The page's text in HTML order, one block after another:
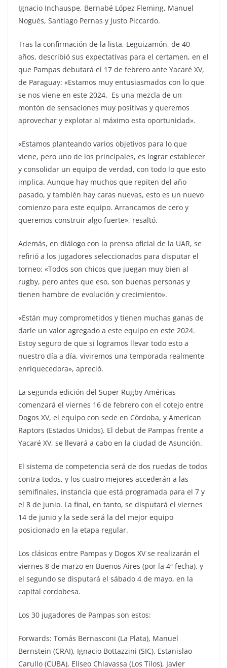
Ignacio Inchauspe, Bernabé López Fleming, Manuel
Nogués, Santiago Pernas y Justo Piccardo.
Tras la confirmación de la lista, Leguizamón, de 40
años, describió sus expectativas para el certamen, en el
que Pampas debutará el 17 de febrero ante Yacaré XV,
de Paraguay: «Estamos muy entusiasmados con lo que
se nos viene en este 2024. Es una mezcla de un
montón de sensaciones muy positivas y queremos
aprovechar y explotar al máximo esta oportunidad».
«Estamos planteando varios objetivos para lo que
viene, pero uno de los principales, es lograr establecer
y consolidar un equipo de verdad, con todo lo que esto
implica. Aunque hay muchos que repiten del año
pasado, y también hay caras nuevas, esto es un nuevo
comienzo para este equipo. Arrancamos de cero y
queremos construir algo fuerte», resaltó.
Además, en diálogo con la prensa oficial de la UAR, se
refirió a los jugadores seleccionados para disputar el
torneo: «Todos son chicos que juegan muy bien al
rugby, pero antes que eso, son buenas personas y
tienen hambre de evolución y crecimiento».
«Están muy comprometidos y tienen muchas ganas de
darle un valor agregado a este equipo en este 2024.
Estoy seguro de que si logramos llevar todo esto a
nuestro día a día, viviremos una temporada realmente
enriquecedora», apreció.
La segunda edición del Super Rugby Américas
comenzará el viernes 16 de febrero con el cotejo entre
Dogos XV, el equipo con sede en Córdoba, y American
Raptors (Estados Unidos). El debut de Pampas frente a
Yacaré XV, se llevará a cabo en la ciudad de Asunción.
El sistema de competencia será de dos ruedas de todos
contra todos, y los cuatro mejores accederán a las
semifinales, instancia que está programada para el 7 y
el 8 de junio. La final, en tanto, se disputará el viernes
14 de junio y la sede será la del mejor equipo
posicionado en la etapa regular.
Los clásicos entre Pampas y Dogos XV se realizarán el
viernes 8 de marzo en Buenos Aires (por la 4ª fecha), y
el segundo se disputará el sábado 4 de mayo, en la
capital cordobesa.
Los 30 jugadores de Pampas son estos:
Forwards: Tomás Bernasconi (La Plata), Manuel
Bernstein (CRAI), Ignacio Bottazzini (SIC), Estanislao
Carullo (CUBA), Eliseo Chiavassa (Los Tilos), Javier